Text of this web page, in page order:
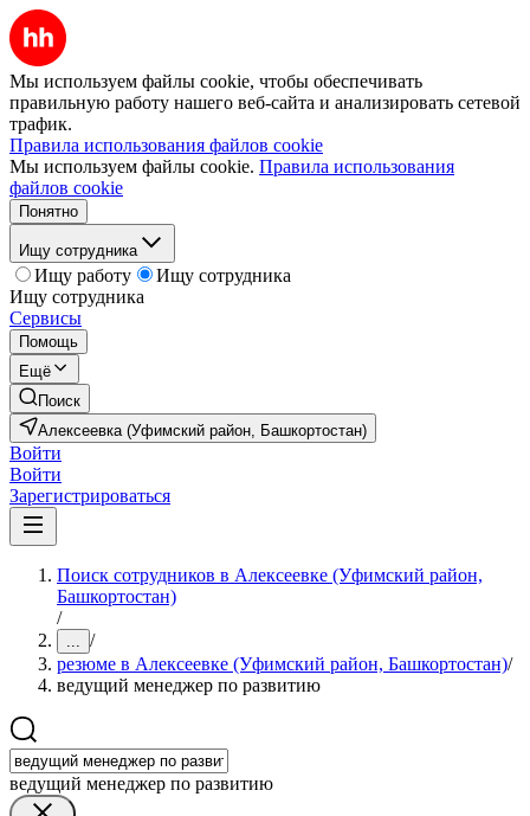
Мы используем файлы cookie, чтобы обеспечивать
правильную работу нашего веб-сайта и анализировать сетевой
трафик.
Правила использования файлов cookie
Мы используем файлы cookie. Правила использования
файлов cookie
Понятно
Ищу сотрудника
Ищу работу
Ищу сотрудника
Ищу сотрудника
Сервисы
Помощь
Ещё
Поиск
Алексеевка (Уфимский район, Башкортостан)
Войти
Войти
Зарегистрироваться
Поиск сотрудников в Алексеевке (Уфимский район,
Башкортостан)
/
... /
резюме в Алексеевке (Уфимский район, Башкортостан)/
ведущий менеджер по развитию
ведущий менеджер по развитию